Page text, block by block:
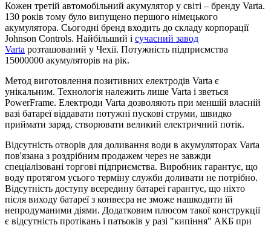
Кожен третій автомобільний акумулятор у світі – бренду Varta.
130 років тому було випущено першого німецького
акумулятора. Сьогодні бренд входить до складу корпорації
Johnson Controls. Найбільший і сучасний завод
Varta розташований у Чехії. Потужність підприємства
15000000 акумуляторів на рік.
Метод виготовлення позитивних електродів Varta є
унікальним. Технологія належить лише Varta і зветься
PowerFrame. Електроди Varta дозволяють при меншій власній
вазі батареї віддавати потужні пускові струми, швидко
приймати заряд, створювати великий електричний потік.
Відсутність отворів для доливання води в акумуляторах Varta
пов'язана з роздрібним продажем через не завжди
спеціалізовані торгові підприємства. Виробник гарантує, що
воду протягом усього терміну служби доливати не потрібно.
Відсутність доступу всередину батареї гарантує, що ніхто
після виходу батареї з конвеєра не зможе нашкодити їй
непродуманими діями. Додатковим плюсом такої конструкції
є відсутність протікань і патьоків у разі "кипіння" АКБ при